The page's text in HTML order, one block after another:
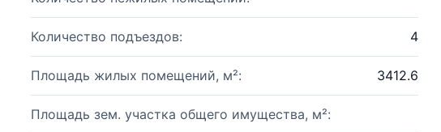
Количество подъездов: 4
Площадь жилых помещений, м²: 3412.6
Площадь зем. участка общего имущества, м²: